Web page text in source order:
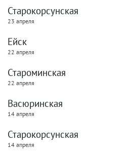
Старокорсунская
23 апреля
Ейск
22 апреля
Староминская
22 апреля
Васюринская
14 апреля
Старокорсунская
14 апреля